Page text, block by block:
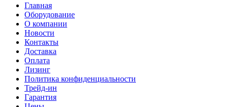
Главная
Оборудование
О компании
Новости
Контакты
Доставка
Оплата
Лизинг
Политика конфиденциальности
Трейд-ин
Гарантия